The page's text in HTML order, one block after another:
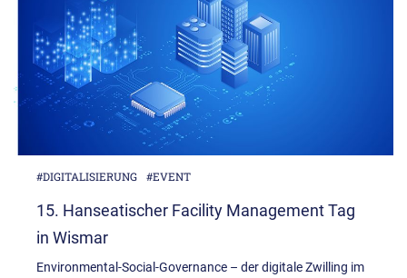
#DIGITALISIERUNG #EVENT
15. Hanseatischer Facility Management Tag
in Wismar
Environmental-Social-Governance – der digitale Zwilling im